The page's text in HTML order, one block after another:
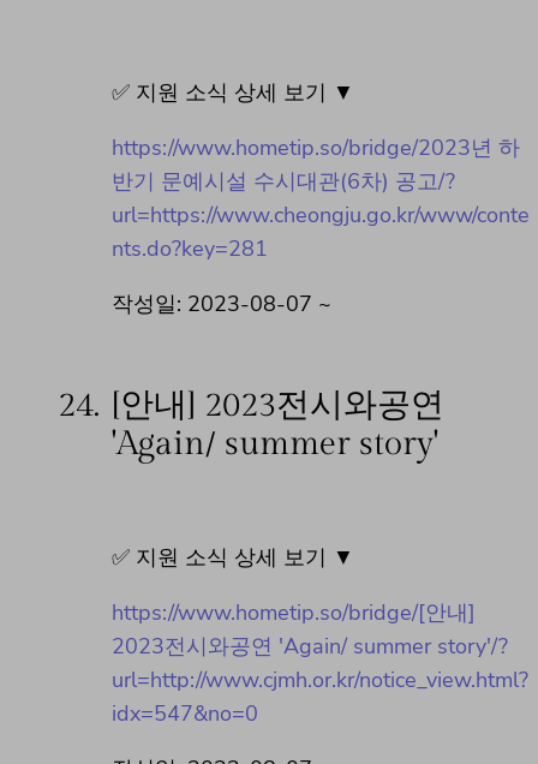
✅ 지원 소식 상세 보기 ▼
https://www.hometip.so/bridge/2023년 하
반기 문예시설 수시대관(6차) 공고/?
url=https://www.cheongju.go.kr/www/conte
nts.do?key=281
작성일: 2023-08-07 ~
24.
[안내] 2023전시와공연
'Again/ summer story'
✅ 지원 소식 상세 보기 ▼
https://www.hometip.so/bridge/[안내]
2023전시와공연 'Again/ summer story'/?
url=http://www.cjmh.or.kr/notice_view.html?
idx=547&no=0